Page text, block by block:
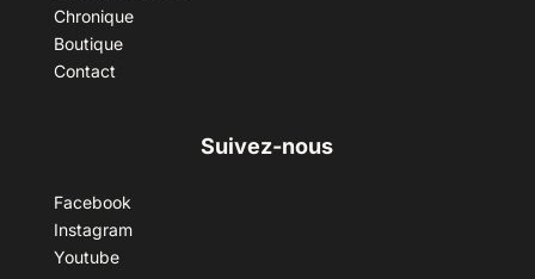
Chronique
Boutique
Contact
Suivez-nous
Facebook
Instagram
Youtube